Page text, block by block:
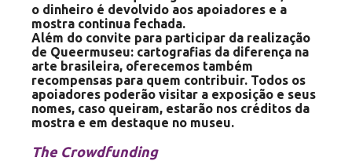
o dinheiro é devolvido aos apoiadores e a
mostra continua fechada.
Além do convite para participar da realização
de Queermuseu: cartografias da diferença na
arte brasileira, oferecemos também
recompensas para quem contribuir. Todos os
apoiadores poderão visitar a exposição e seus
nomes, caso queiram, estarão nos créditos da
mostra e em destaque no museu.
The Crowdfunding